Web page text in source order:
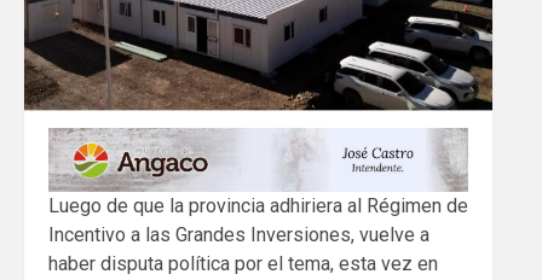
Luego de que la provincia adhiriera al Régimen de
Incentivo a las Grandes Inversiones, vuelve a
haber disputa política por el tema, esta vez en